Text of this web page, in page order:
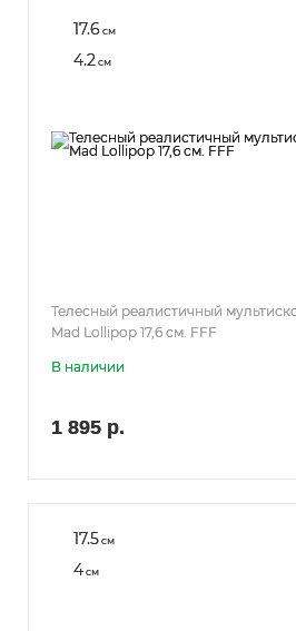
17.6 см
4.2 см
Телесный реалистичный
Mad Lollipop 17,6 см. FFF
В наличии
1 895 р.
17.5см
4см